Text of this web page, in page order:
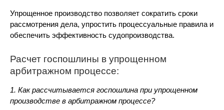
Упрощенное производство позволяет сократить сроки
рассмотрения дела, упростить процессуальные правила и
обеспечить эффективность судопроизводства.
Расчет госпошлины в упрощенном
арбитражном процессе:
1. Как рассчитывается госпошлина при упрощенном
производстве в арбитражном процессе?